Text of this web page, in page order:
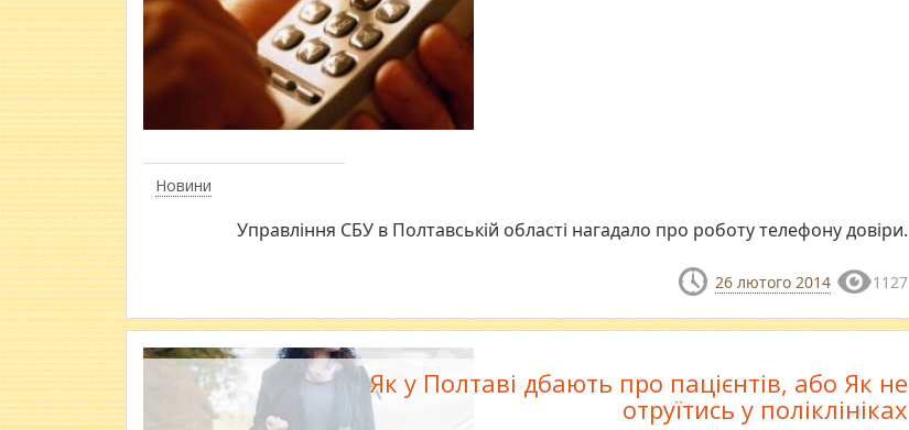
Новини
Управління СБУ в Полтавській області нагадало про роботу телефону довіри.
26 лютого 2014 1127
Як у Полтаві дбають про пацієнтів, або Як не
отруїтись у поліклініках